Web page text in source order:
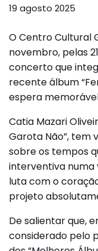
19 agosto 2025
O Centro Cultural
novembro, pelas
concerto que
recente álbum
espera
Catia Mazari
Garota Não”, tem
sobre os tempos
interventiva numa
luta com o
projeto
De salientar que,
considerado pelo